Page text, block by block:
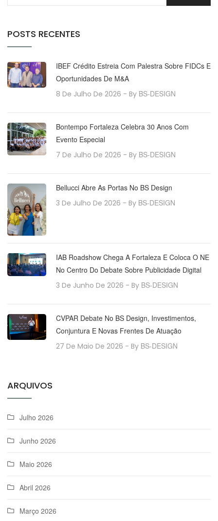
POSTS RECENTES
IBEF Crédito Estreia Com Palestra Sobre FIDCs E
Oportunidades De M&A
8 De Julho De 2026 - By BS-DESIGN
Bontempo Fortaleza Celebra 30 Anos Com
Evento Especial
7 De Julho De 2026 - By BS-DESIGN
Bellucci Abre As Portas No BS Design
3 De Julho De 2026 - By BS-DESIGN
IAB Roadshow Chega A Fortaleza E Coloca O NE
No Centro Do Debate Sobre Publicidade Digital
3 De Junho De 2026 - By BS-DESIGN
CVPAR Debate No BS Design, Investimentos,
Conjuntura E Novas Frentes De Atuação
27 De Maio De 2026 - By BS-DESIGN
ARQUIVOS
Julho 2026
Junho 2026
Maio 2026
Abril 2026
Março 2026